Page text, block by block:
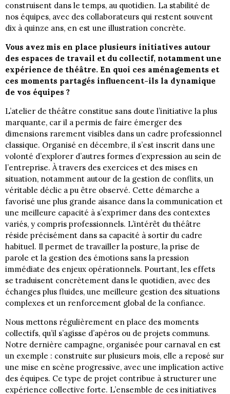
construisent dans le temps, au quotidien. La stabilité de
nos équipes, avec des collaborateurs qui restent souvent
dix à quinze ans, en est une illustration concrète.
Vous avez mis en place plusieurs initiatives autour
des espaces de travail et du collectif, notamment une
expérience de théâtre. En quoi ces aménagements et
ces moments partagés influencent-ils la dynamique
de vos équipes ?
L’atelier de théâtre constitue sans doute l’initiative la plus
marquante, car il a permis de faire émerger des
dimensions rarement visibles dans un cadre professionnel
classique. Organisé en décembre, il s’est inscrit dans une
volonté d’explorer d’autres formes d’expression au sein de
l’entreprise. À travers des exercices et des mises en
situation, notamment autour de la gestion de conflits, un
véritable déclic a pu être observé. Cette démarche a
favorisé une plus grande aisance dans la communication et
une meilleure capacité à s’exprimer dans des contextes
variés, y compris professionnels. L’intérêt du théâtre
réside précisément dans sa capacité à sortir du cadre
habituel. Il permet de travailler la posture, la prise de
parole et la gestion des émotions sans la pression
immédiate des enjeux opérationnels. Pourtant, les effets
se traduisent concrètement dans le quotidien, avec des
échanges plus fluides, une meilleure gestion des situations
complexes et un renforcement global de la confiance.
Nous mettons régulièrement en place des moments
collectifs, qu’il s’agisse d’apéros ou de projets communs.
Notre dernière campagne, organisée pour carnaval en est
un exemple : construite sur plusieurs mois, elle a reposé sur
une mise en scène progressive, avec une implication active
des équipes. Ce type de projet contribue à structurer une
expérience collective forte. L’ensemble de ces initiatives